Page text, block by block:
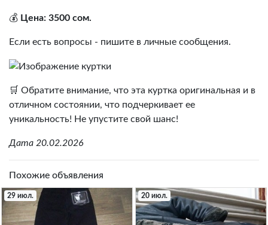
💰 Цена: 3500 сом.
Если есть вопросы - пишите в личные сообщения.
🛒 Обратите внимание, что эта куртка оригинальная и в
отличном состоянии, что подчеркивает ее
уникальность! Не упустите свой шанс!
Дата 20.02.2026
Похожие объявления
29 июл. 20 июл.